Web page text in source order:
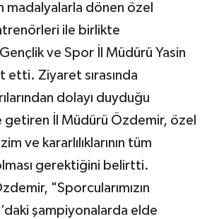
madalyalarla dönen özel
ile birlikte
ve Spor İl Müdürü Yasin
etti. Ziyaret sırasında
dolayı duyduğu
getiren İl Müdürü Özdemir, özel
ve kararlılıklarının tüm
gerektiğini belirtti.
"Sporcularımızın
şampiyonalarda elde